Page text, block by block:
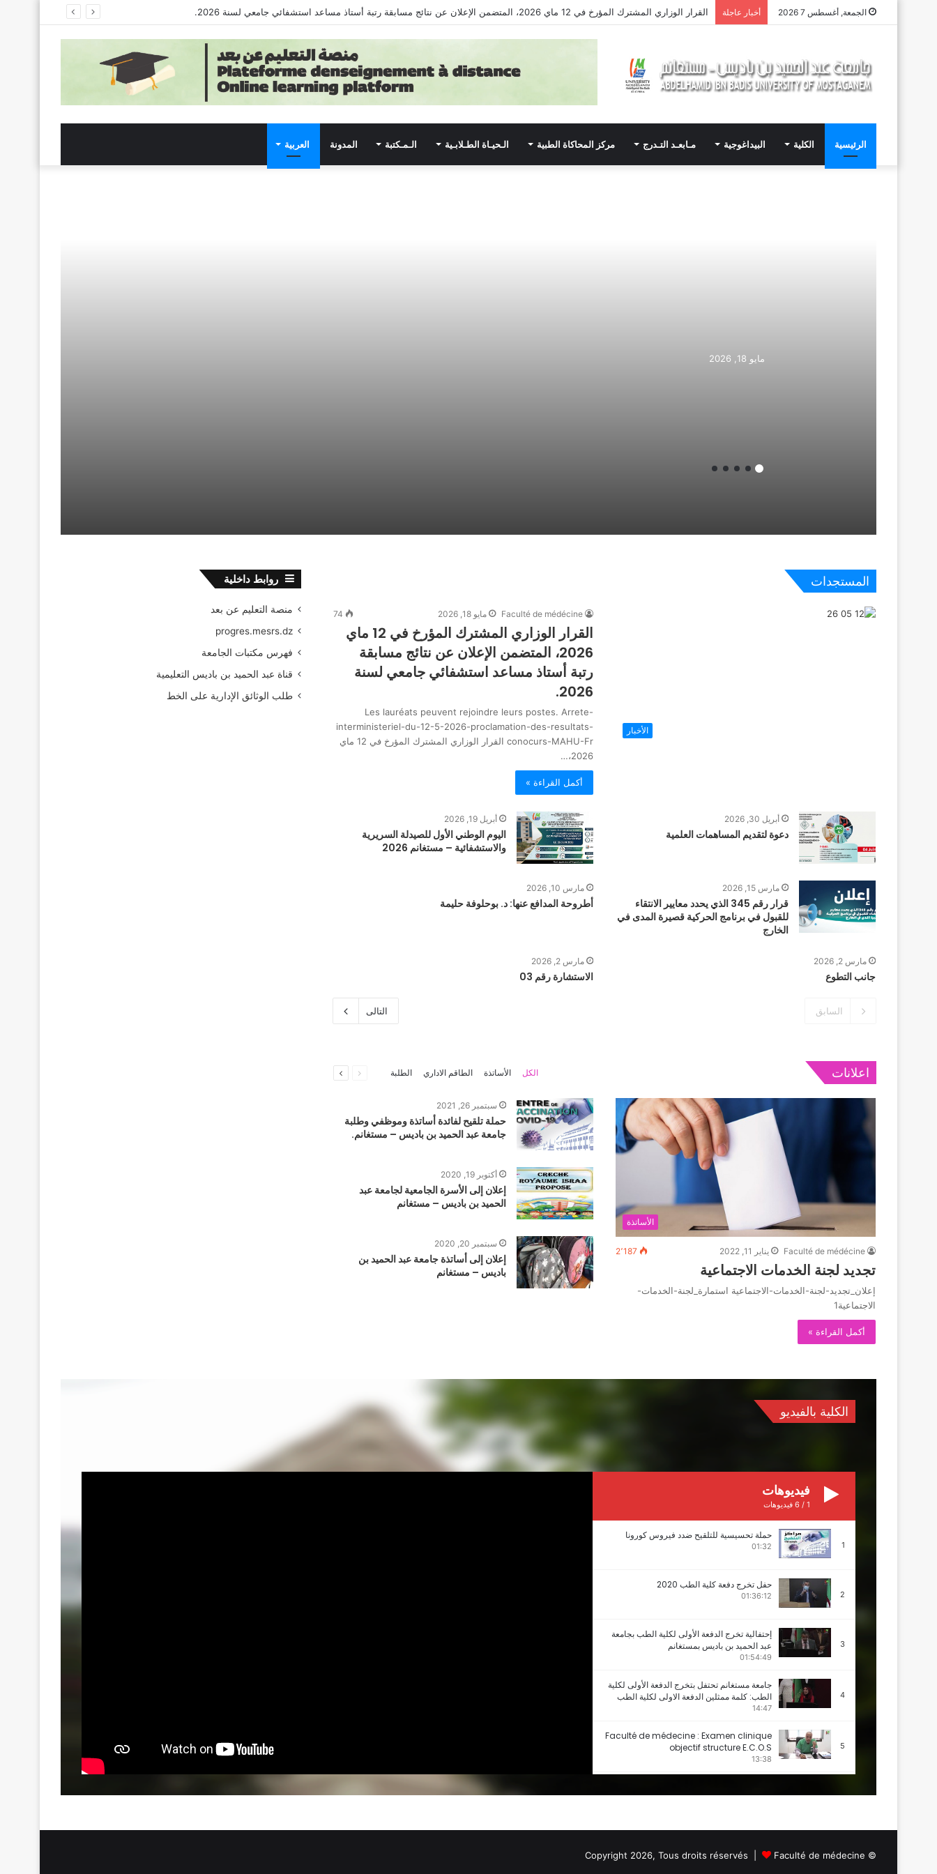
الجمعة, أغسطس 7 2026 أخبار عاجلة القرار الوزاري المشترك المؤرخ في 12 ماي 2026، المتضمن الإعلان عن نتائج مسابقة رتبة أستاذ مساعد استشفائي جامعي لسنة 2026.
الرئيسية الكلية البيداغوجية مـابعـد التـدرج مركز المحاكاة الطبية الـحيـاة الطـلابـية الـمـكتبة المدونة العربية
مايو 18, 2026
المستجدات
الأخبار
Faculté de médécine مايو 18, 2026 74
القرار الوزاري المشترك المؤرخ في 12 ماي
2026، المتضمن الإعلان عن نتائج مسابقة
رتبة أستاذ مساعد استشفائي جامعي لسنة
2026.
Les lauréats peuvent rejoindre leurs postes. Arrete-
interministeriel-du-12-5-2026-proclamation-des-resultats-
conocurs-MAHU-Fr القرار الوزاري المشترك المؤرخ في 12 ماي
2026،…
أكمل القراءة »
أبريل 30, 2026
دعوة لتقديم المساهمات العلمية
أبريل 19, 2026
اليوم الوطني الأول للصيدلة السريرية
والاستشفائية – مستغانم 2026
مارس 15, 2026
قرار رقم 345 الذي يحدد معايير الانتقاء
للقبول في برنامج الحركية قصيرة المدى في
الخارج
مارس 10, 2026
أطروحة المدافع عنها: د. بوحلوفة حليمة
مارس 2, 2026
جانب التطوع
مارس 2, 2026
الاستشارة رقم 03
السابق التالى
اعلانات الكل الأساتذة الطاقم الاداري الطلبة الصفحةالصفحة
الأساتذة
Faculté de médécine يناير 11, 2022 2٬187
تجديد لجنة الخدمات الاجتماعية
إعلان_تجديد-لجنة-الخدمات-الاجتماعية استمارة_لجنة-الخدمات-
الاجتماعية1
أكمل القراءة »
سبتمبر 26, 2021
حملة تلقيح لفائدة أساتذة وموظفي وطلبة
جامعة عبد الحميد بن باديس – مستغانم.
أكتوبر 19, 2020
إعلان إلى الأسرة الجامعية لجامعة عبد
الحميد بن باديس – مستغانم
سبتمبر 20, 2020
إعلان إلى أساتذة جامعة عبد الحميد بن
باديس – مستغانم
روابط داخلية
منصة التعليم عن بعد
progres.mesrs.dz
فهرس مكتبات الجامعة
قناة عبد الحميد بن باديس التعليمية
طلب الوثائق الإدارية على الخط
الكلية بالفيديو
فيديوهات
1
/
6 فيديوهات
1
حملة تحسيسية للتلقيح ضدد فيروس كورونا
01:32
2
حفل تخرج دفعة كلية الطب 2020
01:36:12
3
إحتفالية تخرج الدفعة الأولى لكلية الطب بجامعة
عبد الحميد بن باديس بمستغانم
01:54:49
4
جامعة مستغانم تحتفل بتخرج الدفعة الأولى لكلية
الطب: كلمة ممثلين الدفعة الاولى لكلية الطب
14:47
5
Faculté de médecine : Examen clinique
objectif structure E.C.O.S
13:38
6
de l’UMAB le 12 mai 2016
© Copyright 2026, Tous droits réservés |
Faculté de médecine